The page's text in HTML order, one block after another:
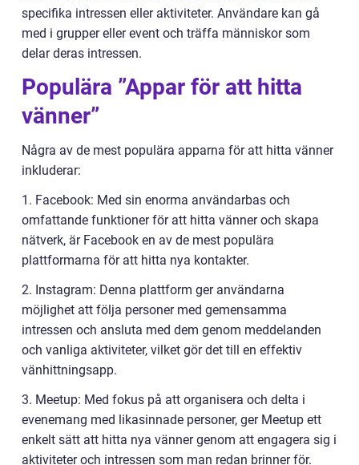
specifika intressen eller aktiviteter. Användare kan gå
med i grupper eller event och träffa människor som
delar deras intressen.
Populära ”Appar för att hitta
vänner”
Några av de mest populära apparna för att hitta vänner
inkluderar:
1. Facebook: Med sin enorma användarbas och
omfattande funktioner för att hitta vänner och skapa
nätverk, är Facebook en av de mest populära
plattformarna för att hitta nya kontakter.
2. Instagram: Denna plattform ger användarna
möjlighet att följa personer med gemensamma
intressen och ansluta med dem genom meddelanden
och vanliga aktiviteter, vilket gör det till en effektiv
vänhittningsapp.
3. Meetup: Med fokus på att organisera och delta i
evenemang med likasinnade personer, ger Meetup ett
enkelt sätt att hitta nya vänner genom att engagera sig i
aktiviteter och intressen som man redan brinner för.